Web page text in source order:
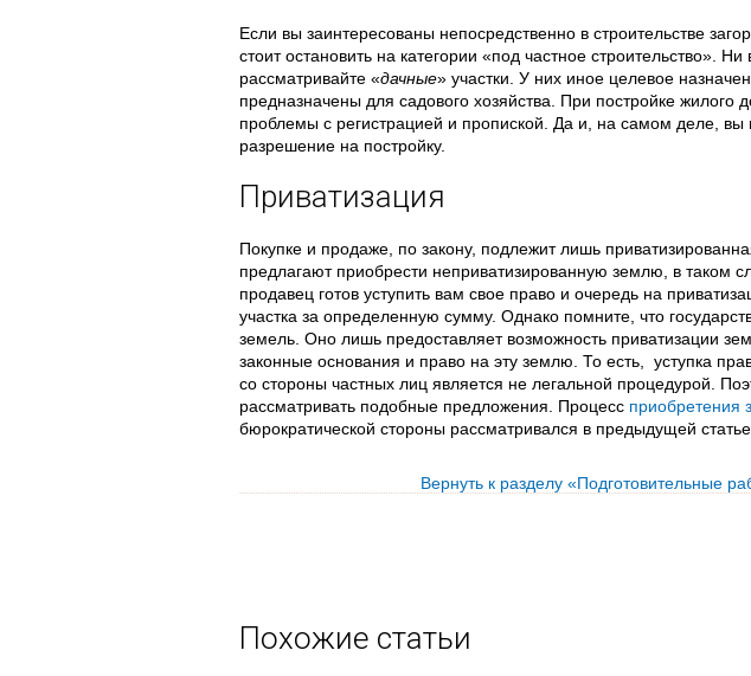
Если вы заинтересованы непосредственно в строительстве
стоит остановить на категории «под частное строительство».
рассматривайте «дачные» участки. У них иное целевое
предназначены для садового хозяйства. При постройке жилого
проблемы с регистрацией и пропиской. Да и, на самом деле, вы
разрешение на постройку.
Приватизация
Покупке и продаже, по закону, подлежит лишь
предлагают приобрести неприватизированную землю, в таком
продавец готов уступить вам свое право и очередь на
участка за определенную сумму. Однако помните, что
земель. Оно лишь предоставляет возможность приватизации
законные основания и право на эту землю. То есть, уступка
со стороны частных лиц является не легальной процедурой.
рассматривать подобные предложения. Процесс приобретения
бюрократической стороны рассматривался в предыдущей статье.
Вернуть к разделу «Подготовительные
Похожие статьи